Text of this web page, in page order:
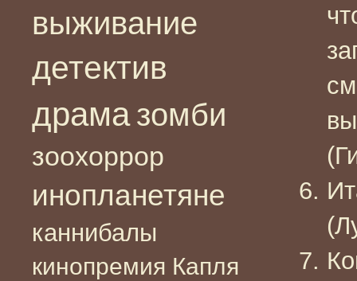
выживание
детектив
драма зомби
зоохоррор
инопланетяне
каннибалы
кинопремия Капля